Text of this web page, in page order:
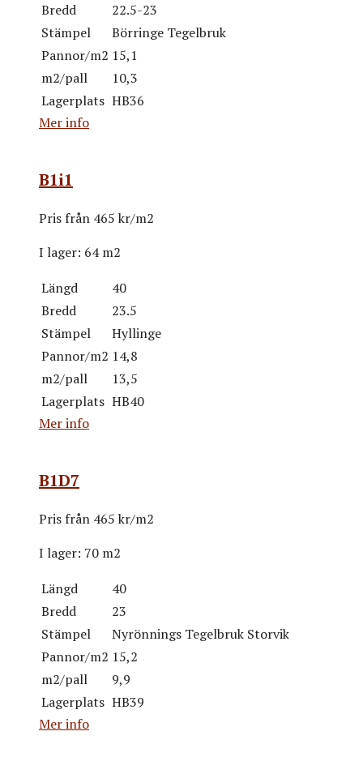
Bredd
22.5-23
Stämpel
Börringe Tegelbruk
Pannor/m2 15,1
m2/pall
10,3
Lagerplats HB36
Mer info
B1i1
Pris från 465 kr/m2
I lager: 64 m2
Längd
40
Bredd
23.5
Stämpel
Hyllinge
Pannor/m2 14,8
m2/pall
13,5
Lagerplats HB40
Mer info
B1D7
Pris från 465 kr/m2
I lager: 70 m2
Längd
40
Bredd
23
Stämpel
Nyrönnings Tegelbruk Storvik
Pannor/m2 15,2
m2/pall
9,9
Lagerplats HB39
Mer info